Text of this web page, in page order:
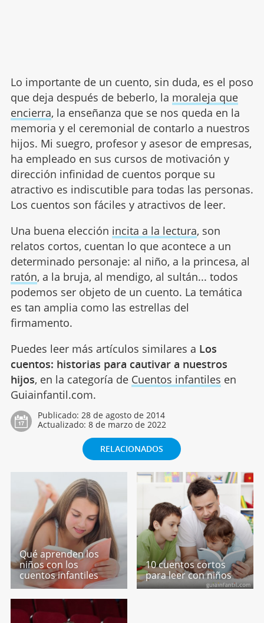
Lo importante de un cuento, sin duda, es el poso
que deja después de beberlo, la moraleja que
encierra, la enseñanza que se nos queda en la
memoria y el ceremonial de contarlo a nuestros
hijos. Mi suegro, profesor y asesor de empresas,
ha empleado en sus cursos de motivación y
dirección infinidad de cuentos porque su
atractivo es indiscutible para todas las personas.
Los cuentos son fáciles y atractivos de leer.
Una buena elección incita a la lectura, son
relatos cortos, cuentan lo que acontece a un
determinado personaje: al niño, a la princesa, al
ratón, a la bruja, al mendigo, al sultán... todos
podemos ser objeto de un cuento. La temática
es tan amplia como las estrellas del
firmamento.
Puedes leer más artículos similares a Los
cuentos: historias para cautivar a nuestros
hijos, en la categoría de Cuentos infantiles en
Guiainfantil.com.
Publicado: 28 de agosto de 2014
Actualizado: 8 de marzo de 2022
RELACIONADOS
Qué aprenden los
niños con los
cuentos infantiles
10 cuentos cortos
para leer con niños